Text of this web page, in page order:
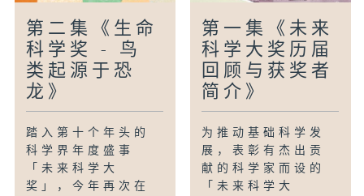
第二集《生命
科学奖 - 鸟
类起源于恐
龙》
踏入第十个年头的
科学界年度盛事
「未来科学大
奖」，今年再次在
第一集《未来
科学大奖历届
回顾与获奖者
简介》
为推动基础科学发
展，表彰有杰出贡
献的科学家而设的
「未来科学大